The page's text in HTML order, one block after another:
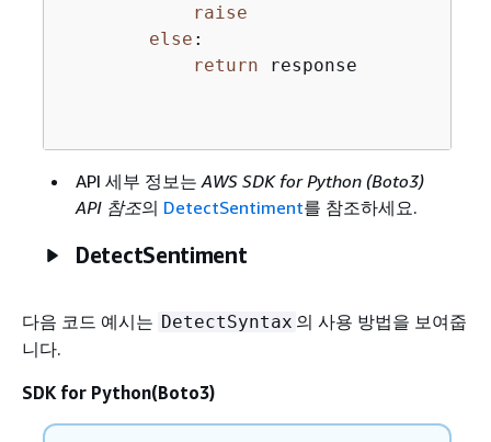
raise
else :
return response
API 세부 정보는 AWS SDK for Python (Boto3)
API 참조의 DetectSentiment를 참조하세요.
DetectSentiment
다음 코드 예시는 DetectSyntax 의 사용 방법을 보여줍
니다.
SDK for Python(Boto3)